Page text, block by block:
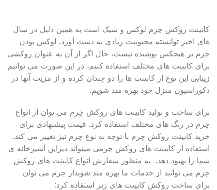
کابینت روکش چرم لوکس و شیک است به همین دلیل در سال
های اخیر توانسته محبوبیت زیادی به دست آورد. لوکس بودن
چرم بر هیچکس پوشیده نیست، حال اگر از آن به عنوان روکشی
برای کابینت های مختلف استفاده کنیم، در این صورت می توانیم
زیبایی این نوع از کابینت ها را دو چندان کرده و از مزیت آنها در
دکوراسیون منزل خود بهره مند شویم.
برای ساخت و تولید کابینت های روکش چرم می توان از انواع
چرم در رنگ های مختلف استفاده کرد. قیمت پیشنهادی برای
خرید کابینت روکش چرم با توجه به نوع چرم نیز تغییر می کند.
استفاده از کابینت های روکش چرمی میتواند دیزاین آشپزخانه ی
شما را بهبود دهد. به منظور سفارش انواع کابینت های روکش
چرم می توانید از خدمات ما بهره مند شویداز چرم می توان
برای ساخت روکش کابینت های زیر استفاده کرد: